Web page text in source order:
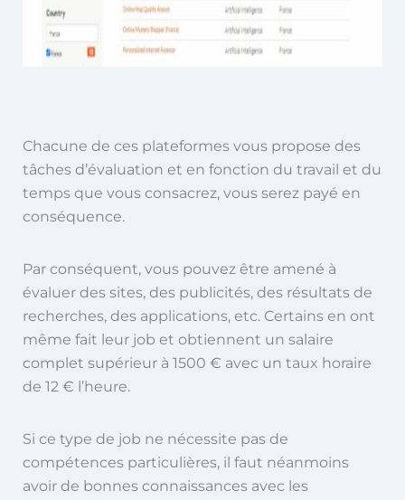
Chacune de ces plateformes vous propose des
tâches d’évaluation et en fonction du travail et du
temps que vous consacrez, vous serez payé en
conséquence.
Par conséquent, vous pouvez être amené à
évaluer des sites, des publicités, des résultats de
recherches, des applications, etc. Certains en ont
même fait leur job et obtiennent un salaire
complet supérieur à 1500 € avec un taux horaire
de 12 € l’heure.
Si ce type de job ne nécessite pas de
compétences particulières, il faut néanmoins
avoir de bonnes connaissances avec les